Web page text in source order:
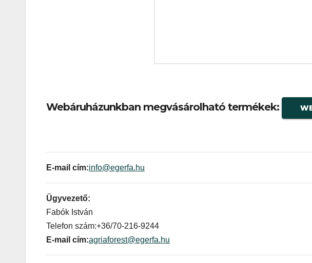
Webáruházunkban megvásárolható termékek:
E-mail cím:info@egerfa.hu
Ügyvezető:
Fabók István
Telefon szám:+36/70-216-9244
E-mail cím:agriaforest@egerfa.hu